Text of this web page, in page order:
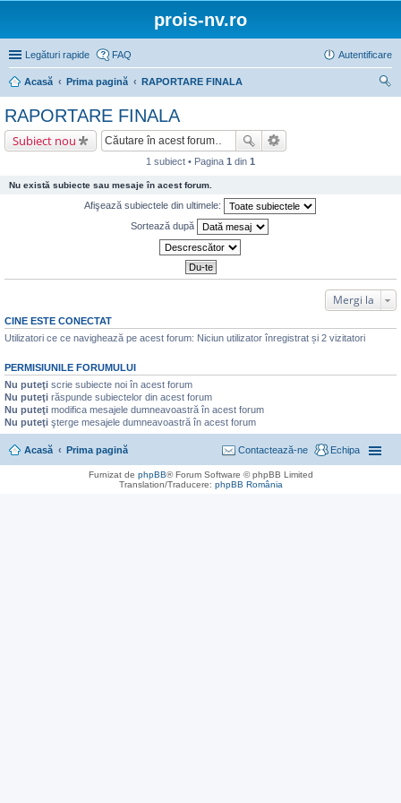
prois-nv.ro
Legături rapide FAQ Autentificare
Acasă Prima pagină
RAPORTARE FINALA
RAPORTARE FINALA
Subiect nou
1 subiect • Pagina 1 din 1
Nu există subiecte sau mesaje în acest forum.
Afişează subiectele din ultimele:
Sortează după
Mergi la
CINE ESTE CONECTAT
Utilizatori ce ce navighează pe acest forum: Niciun utilizator înregistrat și 2 vizitatori
PERMISIUNILE FORUMULUI
Nu puteţi scrie subiecte noi în acest forum
Nu puteţi răspunde subiectelor din acest forum
Nu puteţi modifica mesajele dumneavoastră în acest forum
Nu puteţi şterge mesajele dumneavoastră în acest forum
Acasă Prima pagină Echipa
Contactează-ne
Furnizat de phpBB® Forum Software © phpBB Limited
Translation/Traducere: phpBB România